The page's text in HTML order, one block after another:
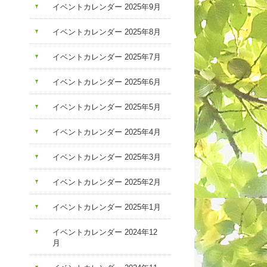
イベントカレンダー 2025年9月
イベントカレンダー 2025年8月
イベントカレンダー 2025年7月
イベントカレンダー 2025年6月
イベントカレンダー 2025年5月
イベントカレンダー 2025年4月
イベントカレンダー 2025年3月
イベントカレンダー 2025年2月
イベントカレンダー 2025年1月
イベントカレンダー 2024年12
月